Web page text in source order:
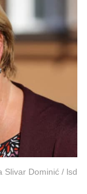
Slivar Dominić / lsd